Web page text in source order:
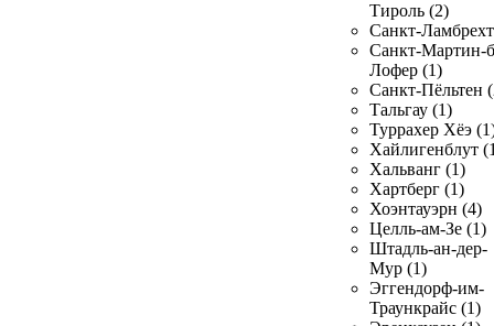
Тироль (2)
Санкт-
Санкт-Мартин-
Лофер (1)
Санкт-Пёльтен
Тальгау (1)
Туррахер Хёэ
Хайлигенблут
Хальванг (1)
Хартберг (1)
Хоэнтауэрн (4)
Целль-ам-Зе (1)
Штадль-ан-дер-
Мур (1)
Эггендорф-им-
Траункрайс (1)